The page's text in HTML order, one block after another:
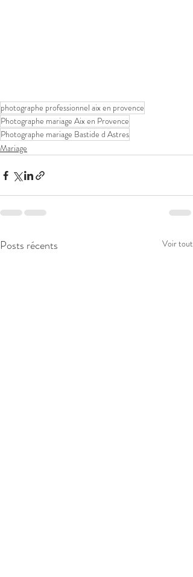
photographe professionnel aix en provence
Photographe mariage Aix en Provence
Photographe mariage Bastide d Astres
Mariage
Posts récents Voir tout